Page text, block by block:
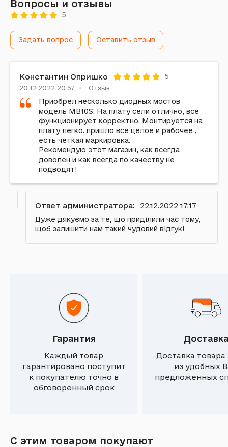
Вопросы и отзывы
5
Задать вопрос Оставить отзыв
Константин Опришко 5
20.12.2022 20:57 Отзыв
Приобрел несколько диодных мостов
модель MB10S. На плату сели отлично, все
функционирует корректно. Монтируется на
плату легко. пришло все целое и рабочее ,
есть четкая маркировка.
Рекомендую этот магазин, как всегда
доволен и как всегда по качеству не
подводят!
Ответ администратора: 22.12.2022 17:17
Дуже дякуємо за те, що приділили час тому,
щоб залишити нам такий чудовий відгук!
Гарантия
Каждый товар
гарантировано поступит
к покупателю точно в
обговоренный срок
Доставка
из удобных
предложенных
С этим товаром покупают